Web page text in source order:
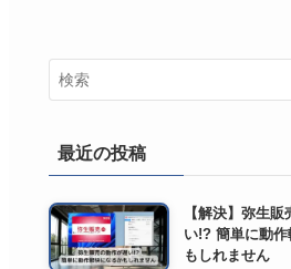
最近の投稿
【解決】弥生
い!? 簡単に動
もしれません